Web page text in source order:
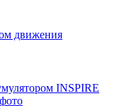
движения